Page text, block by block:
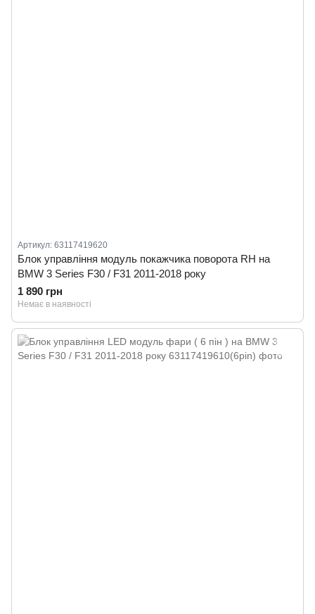
Артикул: 63117419620
Блок управління модуль покажчика поворота RH на
BMW 3 Series F30 / F31 2011-2018 року
1 890 грн
Немає в наявності